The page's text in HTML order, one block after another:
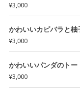
¥3,000
かわいいカピバラと
¥3,000
かわいいパンダのト
¥3,000